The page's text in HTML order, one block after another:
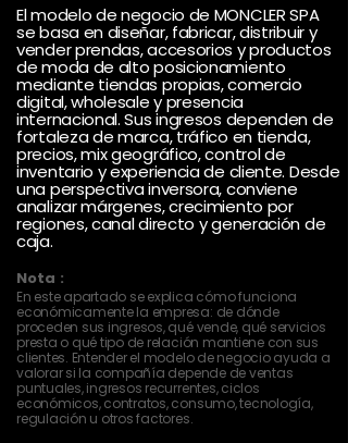
El modelo de negocio de MONCLER SPA
se basa en diseñar, fabricar, distribuir y
vender prendas, accesorios y productos
de moda de alto posicionamiento
mediante tiendas propias, comercio
digital, wholesale y presencia
internacional. Sus ingresos dependen de
fortaleza de marca, tráfico en tienda,
precios, mix geográfico, control de
inventario y experiencia de cliente. Desde
una perspectiva inversora, conviene
analizar márgenes, crecimiento por
regiones, canal directo y generación de
caja.
Nota :
En este apartado se explica cómo funciona
económicamente la empresa: de dónde
proceden sus ingresos, qué vende, qué servicios
presta o qué tipo de relación mantiene con sus
clientes. Entender el modelo de negocio ayuda a
valorar si la compañía depende de ventas
puntuales, ingresos recurrentes, ciclos
económicos, contratos, consumo, tecnología,
regulación u otros factores.